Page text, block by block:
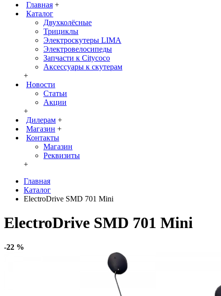
Главная +
Каталог
Двухколёсные
Трициклы
Электроскутеры LIMA
Электровелосипеды
Запчасти к Citycoco
Аксессуары к скутерам
+
Новости
Статьи
Акции
+
Дилерам +
Магазин +
Контакты
Магазин
Реквизиты
+
Главная
Каталог
ElectroDrive SMD 701 Mini
ElectroDrive SMD 701 Mini
-22 %